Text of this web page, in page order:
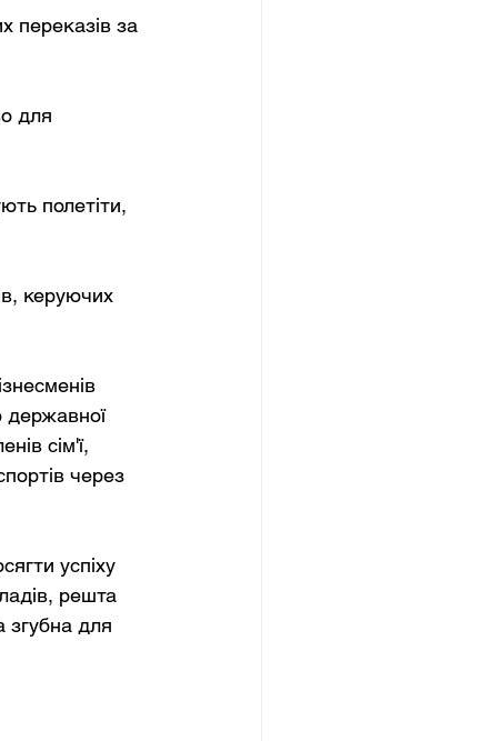
переказів за
для
полетіти,
керуючих
державної
сім'ї,
через
успіху
решта
згубна для